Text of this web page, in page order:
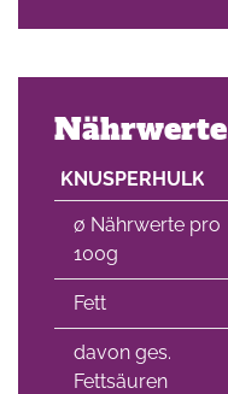
Nährwerte
KNUSPERHULK
∅ Nährwerte pro
100g
Fett
davon ges.
Fettsäuren